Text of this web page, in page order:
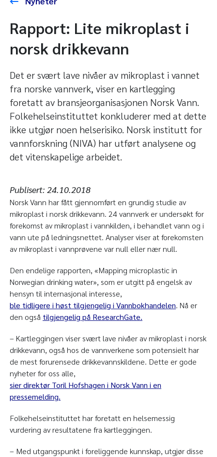
Rapport: Lite mikroplast i
norsk drikkevann
Det er svært lave nivåer av mikroplast i vannet
fra norske vannverk, viser en kartlegging
foretatt av bransjeorganisasjonen Norsk Vann.
Folkehelseinstituttet konkluderer med at dette
ikke utgjør noen helserisiko. Norsk institutt for
vannforskning (NIVA) har utført analysene og
det vitenskapelige arbeidet.
Publisert: 24.10.2018
Norsk Vann har fått gjennomført en grundig studie av
mikroplast i norsk drikkevann. 24 vannverk er undersøkt for
forekomst av mikroplast i vannkilden, i behandlet vann og i
vann ute på ledningsnettet. Analyser viser at forekomsten
av mikroplast i vannprøvene var null eller nær null.
Den endelige rapporten, «Mapping microplastic in
Norwegian drinking water», som er utgitt på engelsk av
hensyn til internasjonal interesse,
ble tidligere i høst tilgjengelig i Vannbokhandelen. Nå er
den også tilgjengelig på ResearchGate.
– Kartleggingen viser svært lave nivåer av mikroplast i norsk
drikkevann, også hos de vannverkene som potensielt har
de mest forurensede drikkevannskildene. Dette er gode
nyheter for oss alle,
sier direktør Toril Hofshagen i Norsk Vann i en
pressemelding.
Folkehelseinstituttet har foretatt en helsemessig
vurdering av resultatene fra kartleggingen.
– Med utgangspunkt i foreliggende kunnskap, utgjør disse